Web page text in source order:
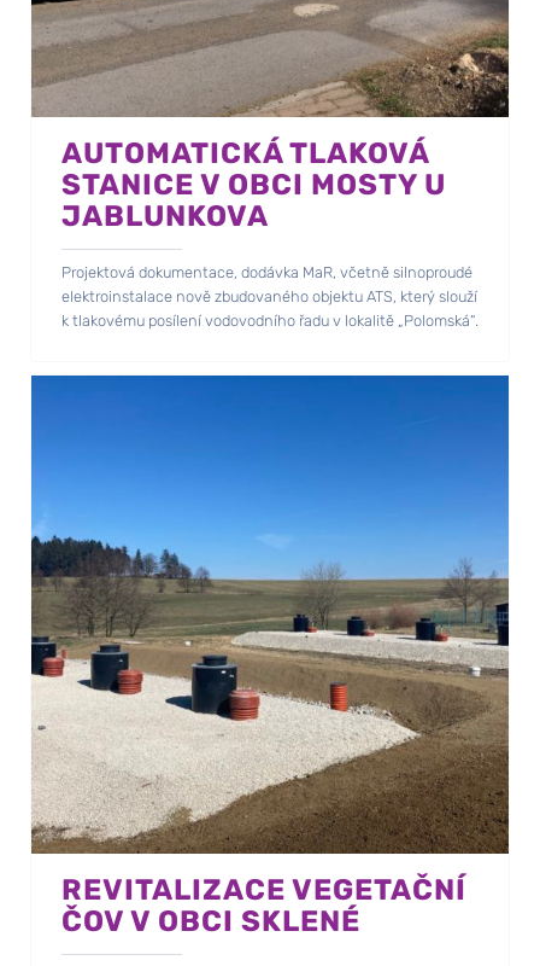
AUTOMATICKÁ TLAKOVÁ
STANICE V OBCI MOSTY U
JABLUNKOVA
Projektová dokumentace, dodávka MaR, včetně silnoproudé
elektroinstalace nově zbudovaného objektu ATS, který slouží
k tlakovému posílení vodovodního řadu v lokalitě „Polomská“.
REVITALIZACE VEGETAČNÍ
ČOV V OBCI SKLENÉ